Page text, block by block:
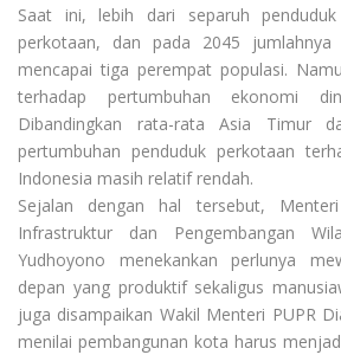
Saat ini, lebih dari separuh
perkotaan, dan pada 2045 jumlahnya
mencapai tiga perempat populasi.
terhadap pertumbuhan ekonomi
Dibandingkan rata-rata Asia Timur
pertumbuhan penduduk perkotaan
Indonesia masih relatif rendah.
Sejalan dengan hal tersebut,
Infrastruktur dan Pengembangan
Yudhoyono menekankan perlunya
depan yang produktif sekaligus
juga disampaikan Wakil Menteri PUPR
menilai pembangunan kota harus